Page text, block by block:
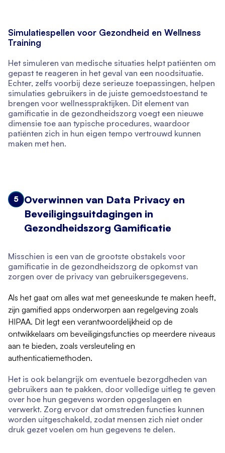
Simulatiespellen voor Gezondheid en Wellness
Training
Het simuleren van medische situaties helpt patiënten om
gepast te reageren in het geval van een noodsituatie.
Echter, zelfs voorbij deze serieuze toepassingen, helpen
simulaties gebruikers in de juiste gemoedstoestand te
brengen voor wellnesspraktijken. Dit element van
gamificatie in de gezondheidszorg voegt een nieuwe
dimensie toe aan typische procedures, waardoor
patiënten zich in hun eigen tempo vertrouwd kunnen
maken met hen.
5
Overwinnen van Data Privacy en
Beveiligingsuitdagingen in
Gezondheidszorg Gamificatie
Misschien is een van de grootste obstakels voor
gamificatie in de gezondheidszorg de opkomst van
zorgen over de privacy van gebruikersgegevens.
Als het gaat om alles wat met geneeskunde te maken heeft,
zijn gamified apps onderworpen aan regelgeving zoals
HIPAA. Dit legt een verantwoordelijkheid op de
ontwikkelaars om beveiligingsfuncties op meerdere niveaus
aan te bieden, zoals versleuteling en
authenticatiemethoden.
Het is ook belangrijk om eventuele bezorgdheden van
gebruikers aan te pakken, door volledige uitleg te geven
over hoe hun gegevens worden opgeslagen en
verwerkt. Zorg ervoor dat omstreden functies kunnen
worden uitgeschakeld, zodat mensen zich niet onder
druk gezet voelen om hun gegevens te delen.